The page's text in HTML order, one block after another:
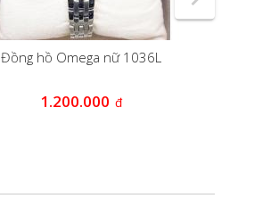
Đồng hồ Omega nữ 1036L
1.200.000 đ